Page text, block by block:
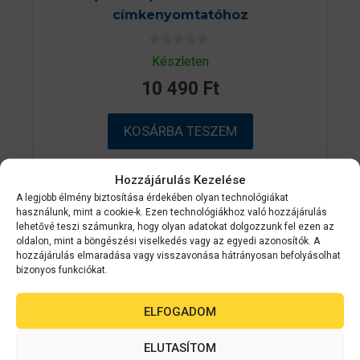
Hozzájárulás Kezelése
A legjobb élmény biztosítása érdekében olyan technológiákat
használunk, mint a cookie-k. Ezen technológiákhoz való hozzájárulás
lehetővé teszi számunkra, hogy olyan adatokat dolgozzunk fel ezen az
oldalon, mint a böngészési viselkedés vagy az egyedi azonosítók. A
hozzájárulás elmaradása vagy visszavonása hátrányosan befolyásolhat
bizonyos funkciókat.
ELFOGADOM
ELUTASÍTOM
címkenyomtatóhoz
0
a
5
b
ő
l
Készleten
10 490 Ft
KOSÁRBA TESZEM
ÁRGARANCI
A